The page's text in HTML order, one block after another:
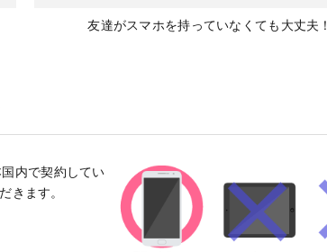
友達がスマホを持っていなくても大丈夫！
内で契約してい
きます。